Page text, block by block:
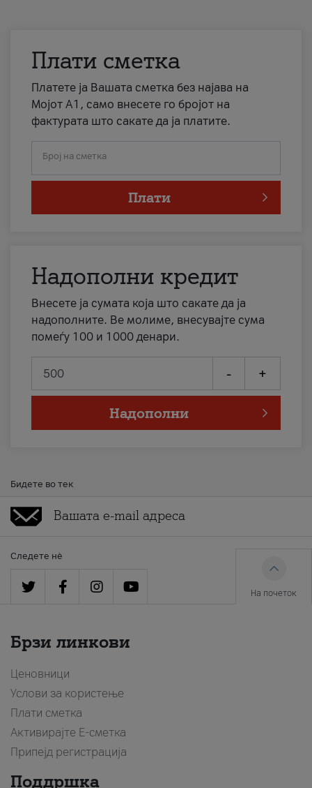
Плати сметка
Платете ја Вашата сметка без најава на
Мојот А1, само внесете го бројот на
фактурата што сакате да ја платите.
Број на сметка
Плати
Надополни кредит
Внесете ја сумата која што сакате да ја
надополните. Ве молиме, внесувајте сума
помеѓу 100 и 1000 денари.
- +
Надополни
Бидете во тек
Следете нè
На почеток
Брзи линкови
Ценовници
Услови за користење
Плати сметка
Активирајте Е-сметка
Припејд регистрација
Поддршка